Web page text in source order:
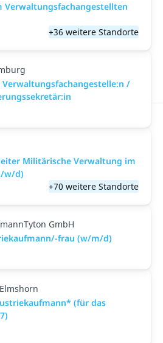
Verwaltungsfachangestellten
+36 weitere Standorte
/
Militärische Verwaltung im
w/d)
+70 weitere Standorte
GmbH
frau (w/m/d)
(für das